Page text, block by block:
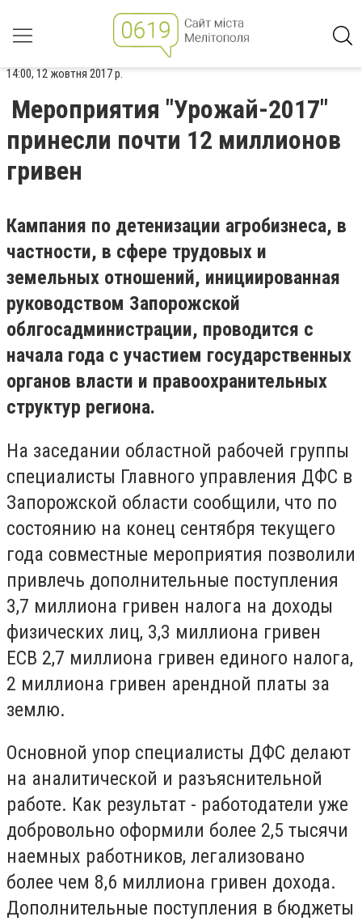
14:00, 12 жовтня 2017 р.
Мероприятия "Урожай-2017"
принесли почти 12 миллионов
гривен
Кампания по детенизации агробизнеса, в
частности, в сфере трудовых и
земельных отношений, инициированная
руководством Запорожской
облгосадминистрации, проводится с
начала года с участием государственных
органов власти и правоохранительных
структур региона.
На заседании областной рабочей группы
специалисты Главного управления ДФС в
Запорожской области сообщили, что по
состоянию на конец сентября текущего
года совместные мероприятия позволили
привлечь дополнительные поступления
3,7 миллиона гривен налога на доходы
физических лиц, 3,3 миллиона гривен
ЕСВ 2,7 миллиона гривен единого налога,
2 миллиона гривен арендной платы за
землю.
Основной упор специалисты ДФС делают
на аналитической и разъяснительной
работе. Как результат - работодатели уже
добровольно оформили более 2,5 тысячи
наемных работников, легализовано
более чем 8,6 миллиона гривен дохода.
Дополнительные поступления в бюджеты